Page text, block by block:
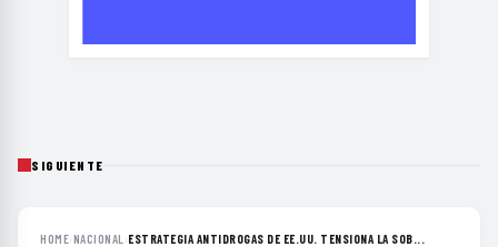
SIGUIENTE
HOME›NACIONAL ›ESTRATEGIA ANTIDROGAS DE EE.UU. TENSIONA LA SOB...